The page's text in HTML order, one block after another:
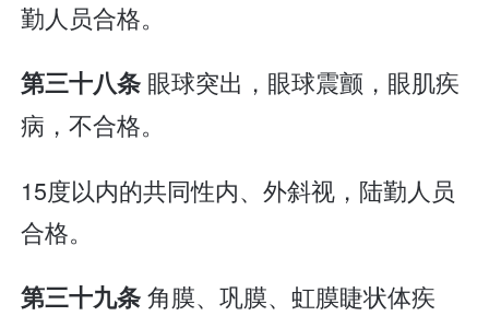
勤人员合格。
第三十八条 眼球突出，眼球震颤，眼肌疾
病，不合格。
15度以内的共同性内、外斜视，陆勤人员
合格。
第三十九条角膜、巩膜、虹膜睫状体疾